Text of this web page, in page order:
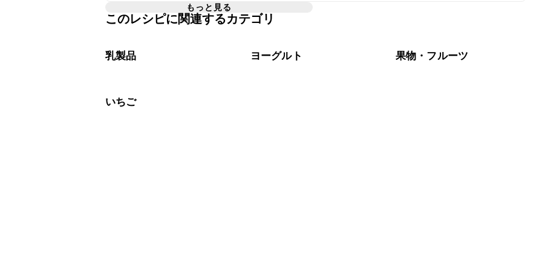
でのお持ち運びは可能です。お持ち運びの際は保冷剤を添え、お持ち運び後はすぐに冷蔵庫に入れ
A こちらでおすすめのラッピング方法をご紹介しています。なお、要冷蔵のスイーツのため、お持ち
もっと見る
このレシピに関連するカテゴリ
乳製品 ヨーグルト 果物・フルーツ
いちご